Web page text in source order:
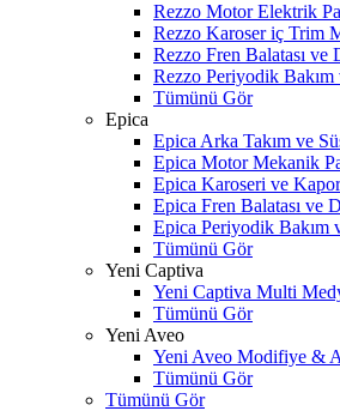
Rezzo Motor Elektrik
Rezzo Karoser iç Trim
Rezzo Fren Balatası ve
Rezzo Periyodik Bakım
Tümünü Gör
Epica
Epica Arka Takım ve
Epica Motor Mekanik
Epica Karoseri ve
Epica Fren Balatası ve
Epica Periyodik Bakım
Tümünü Gör
Yeni Captiva
Yeni Captiva Multi
Tümünü Gör
Yeni Aveo
Yeni Aveo Modifiye &
Tümünü Gör
Tümünü Gör